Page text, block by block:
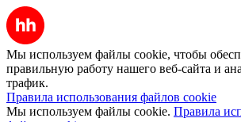
Мы используем файлы cookie, чтобы
правильную работу нашего веб-сайта и
трафик.
Правила использования файлов cookie
Мы используем файлы cookie. Правила